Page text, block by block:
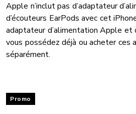
Apple n’inclut pas d’adaptateur
d’écouteurs EarPods avec cet
adaptateur d’alimentation Apple et
vous possédez déjà ou acheter ces
séparément.
Promo